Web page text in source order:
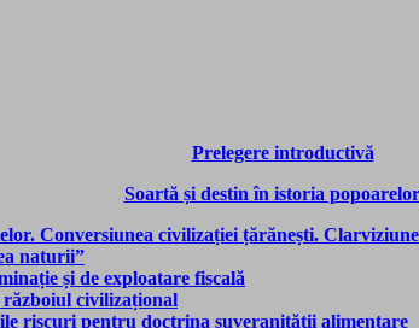
Prelegere introductivă
Soartă și destin în istoria popoarelor
Conversiunea civilizației țărănești.
naturii”
și de exploatare fiscală
războiul civilizațional
riscuri pentru doctrina suveranităţii alimentare